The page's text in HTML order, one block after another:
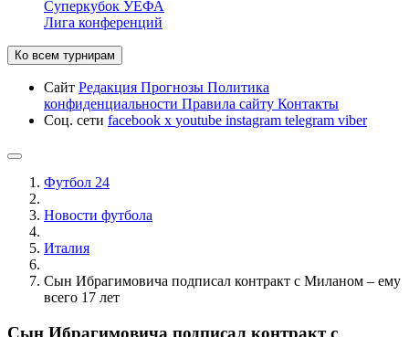
Суперкубок УЕФА
Лига конференций
Ко всем турнирам
Сайт Редакция Прогнозы Политика
конфиденциальности Правила сайту Контакты
Соц. сети facebook x youtube instagram telegram viber
Футбол 24
Новости футбола
Италия
Сын Ибрагимовича подписал контракт с Миланом – ему
всего 17 лет
Сын Ибрагимовича подписал контракт с